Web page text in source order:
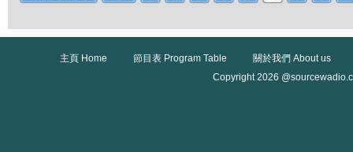
主頁 Home 節目表 Program Table
關於我們 About us
Copyright 2026